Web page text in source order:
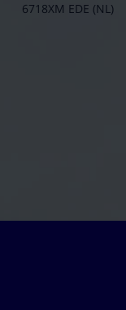
plakken.
verder over te
6718XM EDE (NL)